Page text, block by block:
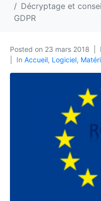
Décryptage et
GDPR
Posted on 23 mars 2018
In Accueil, Logiciel,